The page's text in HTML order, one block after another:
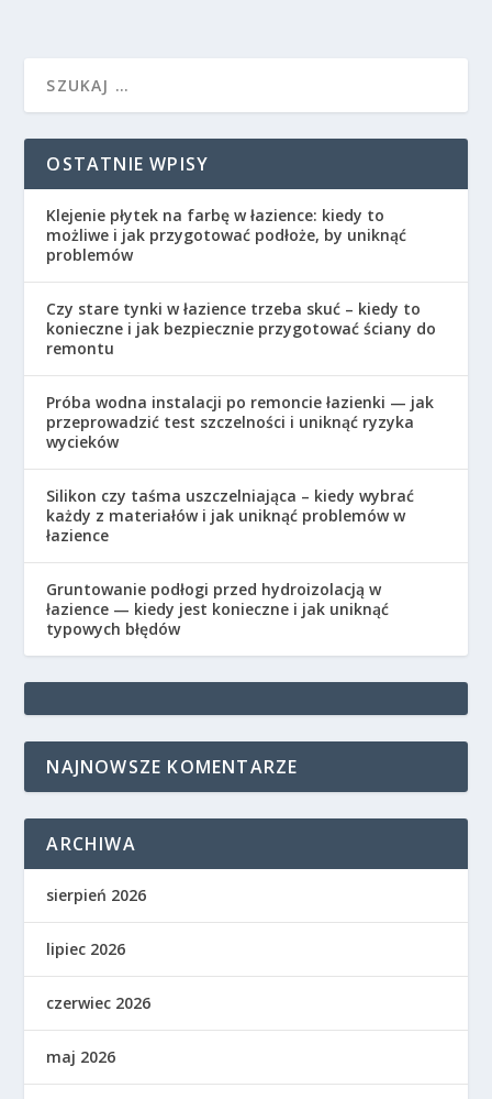
OSTATNIE WPISY
Klejenie płytek na farbę w łazience: kiedy to
możliwe i jak przygotować podłoże, by uniknąć
problemów
Czy stare tynki w łazience trzeba skuć – kiedy to
konieczne i jak bezpiecznie przygotować ściany do
remontu
Próba wodna instalacji po remoncie łazienki — jak
przeprowadzić test szczelności i uniknąć ryzyka
wycieków
Silikon czy taśma uszczelniająca – kiedy wybrać
każdy z materiałów i jak uniknąć problemów w
łazience
Gruntowanie podłogi przed hydroizolacją w
łazience — kiedy jest konieczne i jak uniknąć
typowych błędów
NAJNOWSZE KOMENTARZE
ARCHIWA
sierpień 2026
lipiec 2026
czerwiec 2026
maj 2026